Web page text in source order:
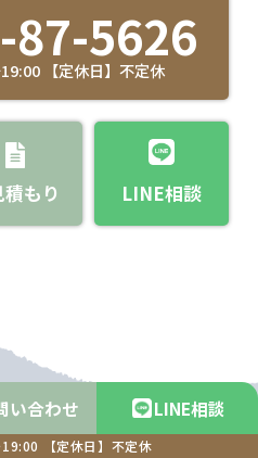
い合わせ LINE相談
19:00 【定休日】不定休
87-5626
【定休日】不定休
もり LINE相談